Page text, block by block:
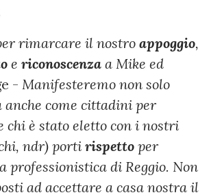
rimarcare il nostro appoggio,
e riconoscenza a Mike ed
- Manifesteremo non solo
anche come cittadini per
chi è stato eletto con i nostri
ndr) porti rispetto per
professionistica di Reggio. Non
ad accettare a casa nostra il